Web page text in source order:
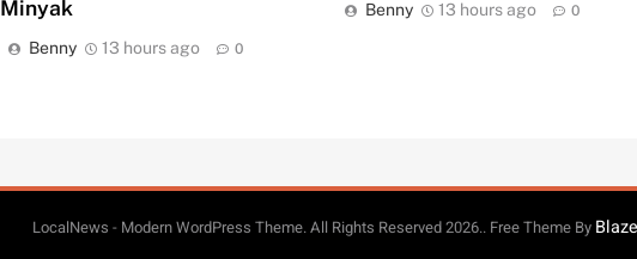
Minyak
Benny 13 hours ago 0
Benny 13 hours ago 0
LocalNews - Modern WordPress Theme. All Rights Reserved 2026.. Free Theme By